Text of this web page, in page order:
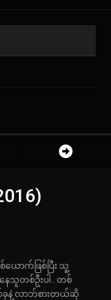
ောက်ဖြစ်ပြီး သူ့
ေသူတစ်ဦးပါ.. တစ်
ခုနဲ့ လာဘ်စားတယ်ဆို